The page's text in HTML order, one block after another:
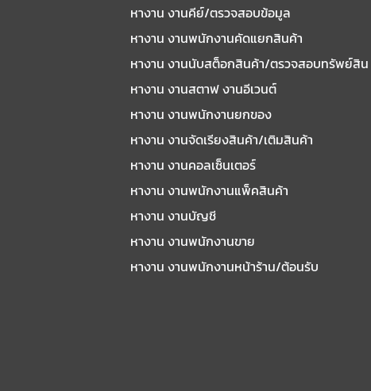
หางาน งานคีย์/ตรวจสอบข้อมูล
หางาน งานพนักงานคัดแยกสินค้า
หางาน งานนับสต็อกสินค้า/ตรวจสอบทรัพย์สิน
หางาน งานสตาฟ งานอีเวนต์
หางาน งานพนักงานยกของ
หางาน งานจัดเรียงสินค้า/เติมสินค้า
หางาน งานคอลเซ็นเตอร์
หางาน งานพนักงานแพ็คสินค้า
หางาน งานบัญชี
หางาน งานพนักงานขาย
หางาน งานพนักงานหน้าร้าน/ต้อนรับ